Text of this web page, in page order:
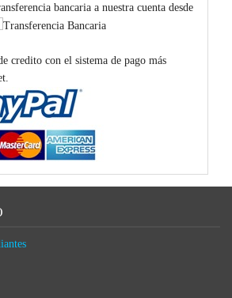
bancaria a nuestra cuenta desde
credito con el sistema de pago más